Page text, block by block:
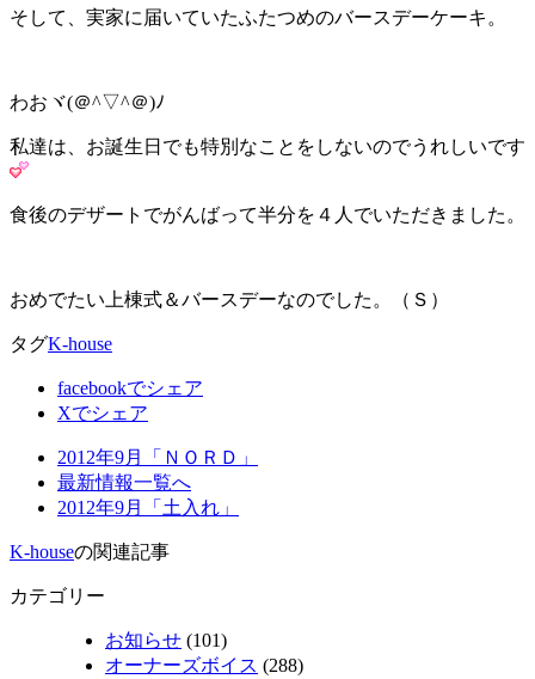
そして、実家に届いていたふたつめのバースデーケーキ。
わおヾ(＠^▽^＠)ﾉ
私達は、お誕生日でも特別なことをしないのでうれしいです
食後のデザートでがんばって半分を４人でいただきました。
おめでたい上棟式＆バースデーなのでした。（Ｓ）
タグK-house
facebookでシェア
Xでシェア
2012年9月「ＮＯＲＤ」
最新情報一覧へ
2012年9月「土入れ」
K-houseの関連記事
カテゴリー
お知らせ (101)
オーナーズボイス (288)